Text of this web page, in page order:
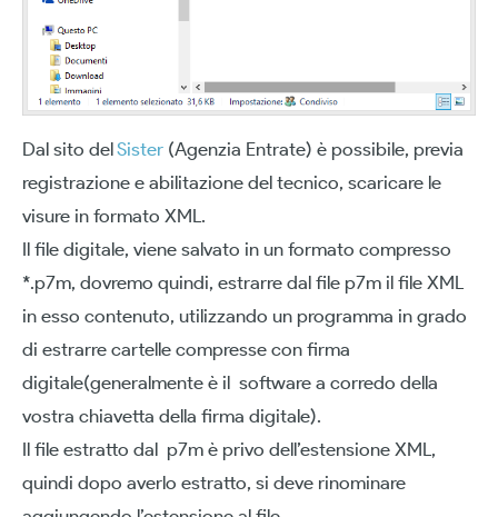
Dal sito delSister (Agenzia Entrate) è possibile, previa
registrazione e abilitazione del tecnico, scaricare le
visure in formato XML.
Il file digitale, viene salvato in un formato compresso
*.p7m, dovremo quindi, estrarre dal file p7m il file XML
in esso contenuto, utilizzando un programma in grado
di estrarre cartelle compresse con firma
digitale(generalmente è il software a corredo della
vostra chiavetta della firma digitale).
Il file estratto dal p7m è privo dell’estensione XML,
quindi dopo averlo estratto, si deve rinominare